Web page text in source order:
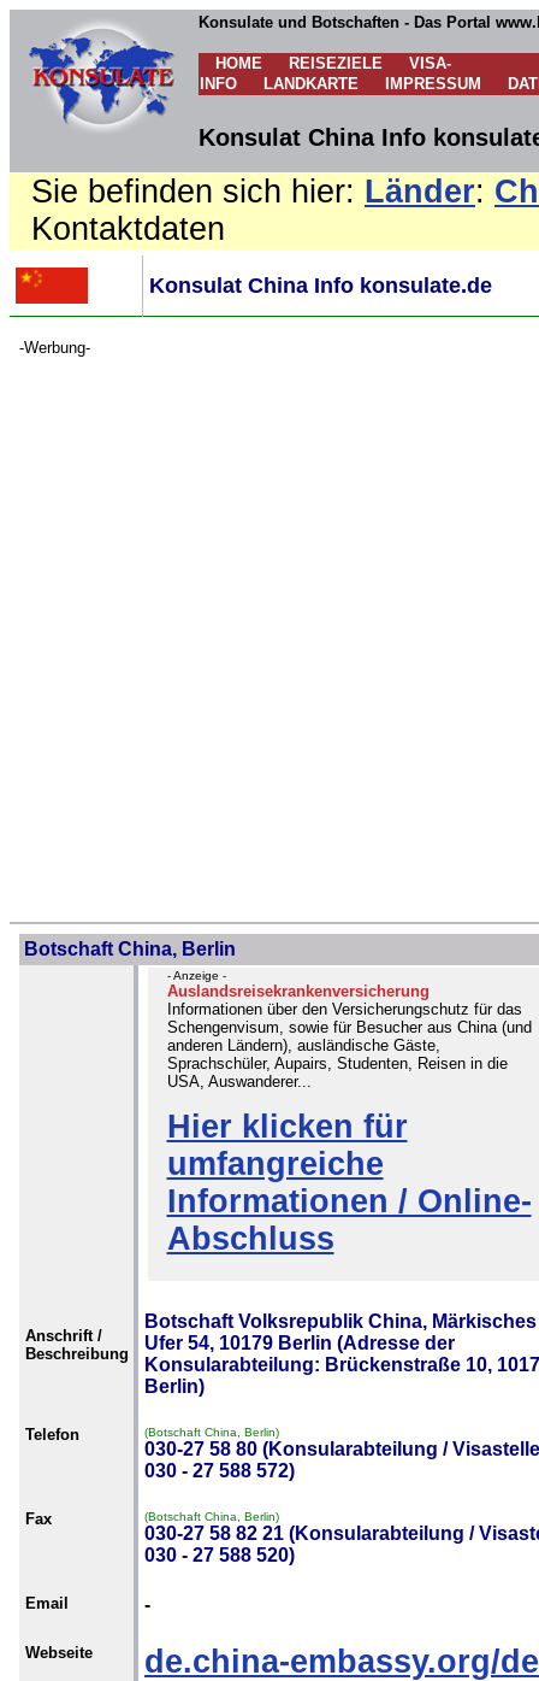
Konsulate und Botschaften - Das Portal
HOME REISEZIELE
VISA-
INFO
LANDKARTE IMPRESSUM
Konsulat China Info
Sie befinden sich hier: Länder:
Kontaktdaten
Konsulat China Info konsulate.de
-Werbung-
Botschaft China, Berlin
- Anzeige -
Auslandsreisekrankenversicherung
Informationen über den Versicherungschutz für das
Schengenvisum, sowie für Besucher aus China (und
anderen Ländern), ausländische Gäste,
Sprachschüler, Aupairs, Studenten, Reisen in die
USA, Auswanderer...
Hier klicken für
umfangreiche
Informationen / Online-
Abschluss
Anschrift /
Beschreibung
Botschaft Volksrepublik China, Märkisches
Ufer 54, 10179 Berlin (Adresse der
Konsularabteilung: Brückenstraße 10,
Berlin)
Telefon (Botschaft China, Berlin)
030-27 58 80 (Konsularabteilung /
030 - 27 588 572)
Fax (Botschaft China, Berlin)
030-27 58 82 21 (Konsularabteilung /
030 - 27 588 520)
Email -
Webseite de.china-embassy.org/